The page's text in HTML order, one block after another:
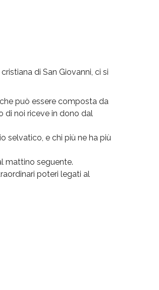
di San Giovanni, ci si
può essere composta da
di noi riceve in dono dal
selvatico, e chi più ne ha più
mattino seguente.
poteri legati al